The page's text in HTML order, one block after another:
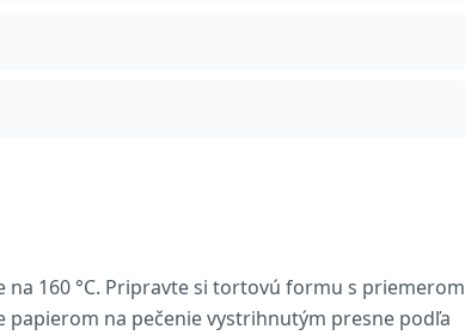
160 °C. Pripravte si tortovú formu s priemerom
papierom na pečenie vystrihnutým presne podľa